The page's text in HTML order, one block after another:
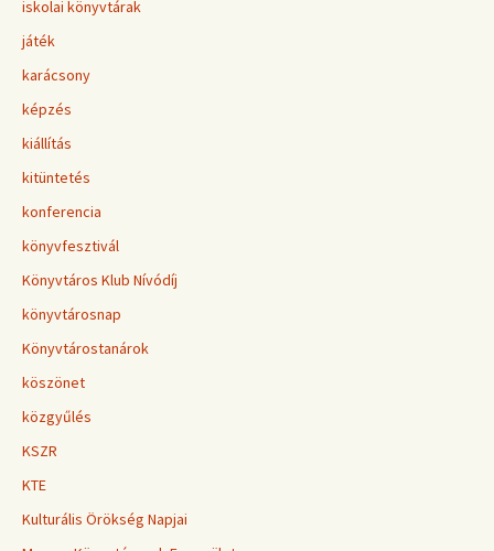
iskolai könyvtárak
játék
karácsony
képzés
kiállítás
kitüntetés
konferencia
könyvfesztivál
Könyvtáros Klub Nívódíj
könyvtárosnap
Könyvtárostanárok
köszönet
közgyűlés
KSZR
KTE
Kulturális Örökség Napjai